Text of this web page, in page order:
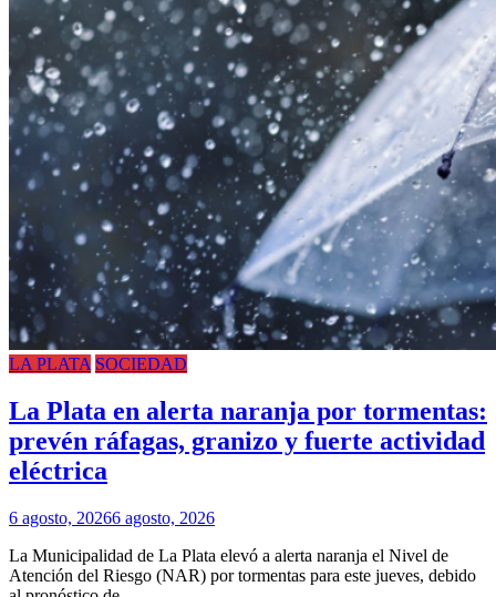
LA PLATA SOCIEDAD
La Plata en alerta naranja por tormentas:
prevén ráfagas, granizo y fuerte actividad
eléctrica
6 agosto, 20266 agosto, 2026
La Municipalidad de La Plata elevó a alerta naranja el Nivel de
Atención del Riesgo (NAR) por tormentas para este jueves, debido